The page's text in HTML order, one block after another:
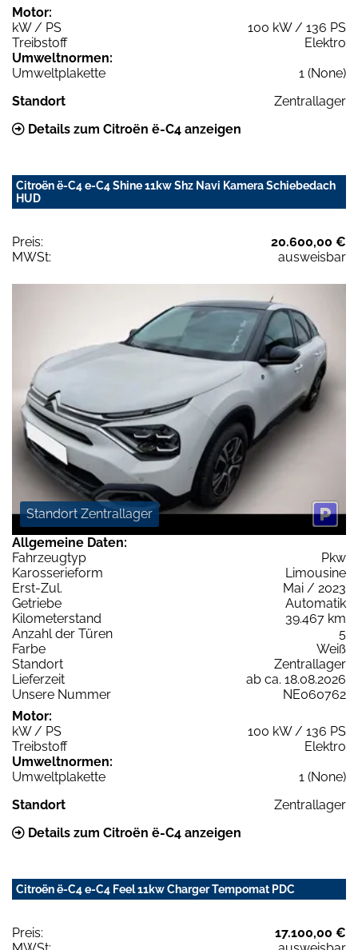
Motor:
kW / PS
100 kW / 136 PS
Treibstoff
Elektro
Umweltnormen:
Umweltplakette
1 (None)
Standort
Zentrallager
Details zum Citroën ë-C4 anzeigen
Citroën ë-C4 e-C4 Shine 11kw Shz Navi Kamera Schiebedach
HUD
Preis:
20.600,00 €
MWSt:
ausweisbar
Standort Zentrallager
Allgemeine Daten:
Fahrzeugtyp
Pkw
Karosserieform
Limousine
Erst-Zul.
Mai / 2023
Getriebe
Automatik
Kilometerstand
39.467 km
Anzahl der Türen
5
Farbe
Weiß
Standort
Zentrallager
Lieferzeit
ab ca. 18.08.2026
Unsere Nummer
NE060762
Motor:
kW / PS
100 kW / 136 PS
Treibstoff
Elektro
Umweltnormen:
Umweltplakette
1 (None)
Standort
Zentrallager
Details zum Citroën ë-C4 anzeigen
Citroën ë-C4 e-C4 Feel 11kw Charger Tempomat PDC
Preis:
17.100,00 €